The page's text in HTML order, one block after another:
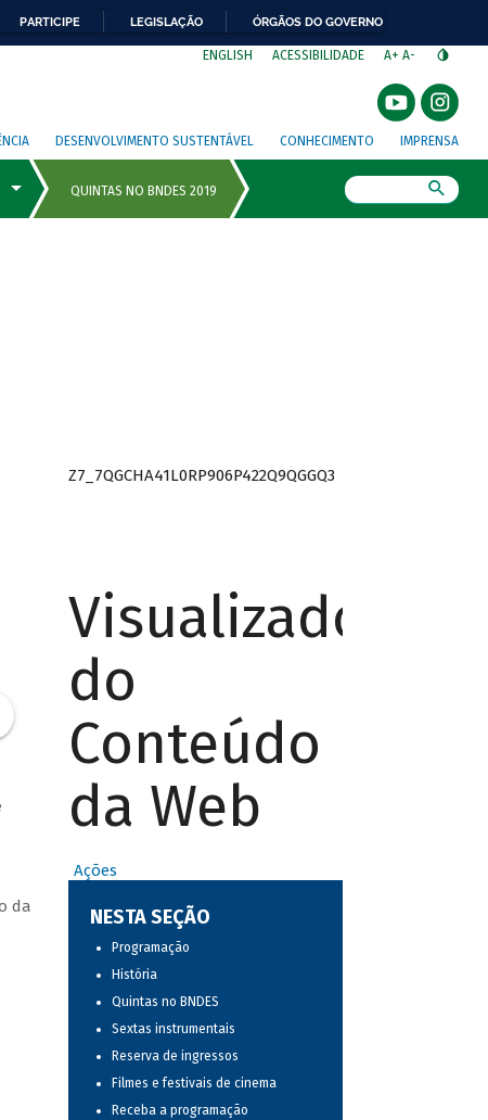
PARTICIPE LEGISLAÇÃO ÓRGÃOS DO GOVERNO
ENGLISH ACESSIBILIDADE A+ A-
DESENVOLVIMENTO SUSTENTÁVEL CONHECIMENTO IMPRENSA
da
Z7_7QGCHA41L0RP906P422Q9QGGQ3
Visualizador
do
Conteúdo
da Web
Ações
NESTA SEÇÃO
Programação
História
Quintas no BNDES
Sextas instrumentais
Reserva de ingressos
Filmes e festivais de cinema
Receba a programação